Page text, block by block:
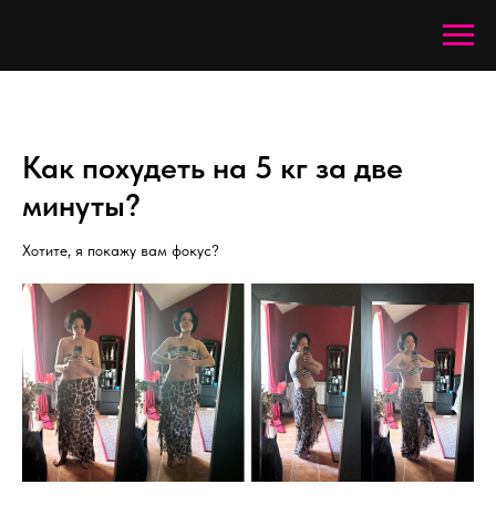
Как похудеть на 5 кг за две
минуты?
Хотите, я покажу вам фокус?